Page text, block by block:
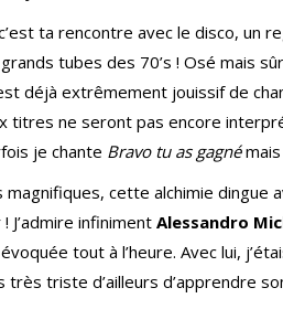
ta rencontre avec le disco,
tubes des 70’s ! Osé mais
déjà extrêmement jouissif de
titres ne seront pas encore
je chante Bravo tu as gagné
magnifiques, cette alchimie dingue
J’admire infiniment Alessandro
tout à l’heure. Avec lui,
très triste d’ailleurs d’apprendre